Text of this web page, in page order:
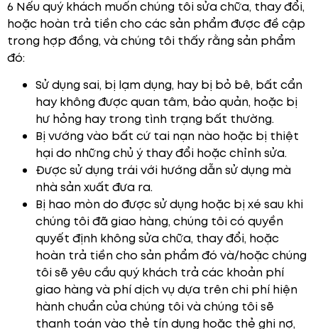
6 Nếu quý khách muốn chúng tôi sửa chữa, thay đổi,
hoặc hoàn trả tiền cho các sản phẩm được đề cập
trong hợp đồng, và chúng tôi thấy rằng sản phẩm
đó:
Sử dụng sai, bị lạm dụng, hay bị bỏ bê, bất cẩn
hay không được quan tâm, bảo quản, hoặc bị
hư hỏng hay trong tình trạng bất thường.
Bị vướng vào bất cứ tai nạn nào hoặc bị thiệt
hại do những chủ ý thay đổi hoặc chỉnh sửa.
Được sử dụng trái với hướng dẫn sử dụng mà
nhà sản xuất đưa ra.
Bị hao mòn do được sử dụng hoặc bị xé sau khi
chúng tôi đã giao hàng, chúng tôi có quyền
quyết định không sửa chữa, thay đổi, hoặc
hoàn trả tiền cho sản phẩm đó và/hoặc chúng
tôi sẽ yêu cầu quý khách trả các khoản phí
giao hàng và phí dịch vụ dựa trên chi phí hiện
hành chuẩn của chúng tôi và chúng tôi sẽ
thanh toán vào thẻ tín dụng hoặc thẻ ghi nợ,